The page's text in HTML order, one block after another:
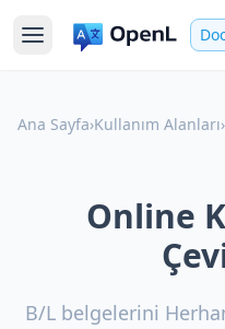
Ana Sayfa›Kullanım Alanları›
Online
B/L belgelerini